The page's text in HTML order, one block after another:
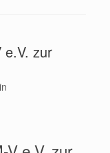
e.V. zur